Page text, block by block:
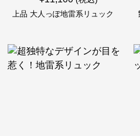
上品 大人っぽ地雷系リュック